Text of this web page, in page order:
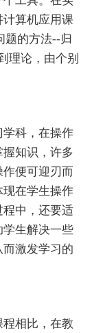
算机应用课
题的方法--归
理论，由个别
科，在操作
知识，许多
便可迎刃而
在学生操作
中，还要适
生解决一些
激发学习的
程相比，在教